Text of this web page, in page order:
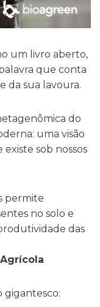
um livro aberto,
que conta
da sua lavoura.
do
uma visão
sob nossos
permite
no solo e
das